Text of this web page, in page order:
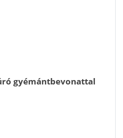
gyémántbevonattal